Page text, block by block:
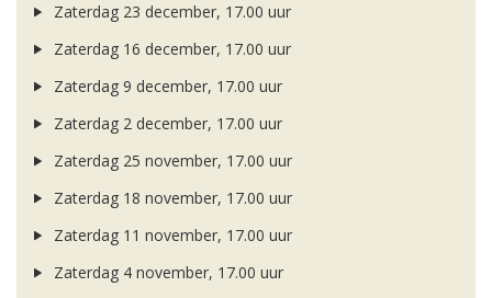
Zaterdag 23 december, 17.00 uur
Zaterdag 16 december, 17.00 uur
Zaterdag 9 december, 17.00 uur
Zaterdag 2 december, 17.00 uur
Zaterdag 25 november, 17.00 uur
Zaterdag 18 november, 17.00 uur
Zaterdag 11 november, 17.00 uur
Zaterdag 4 november, 17.00 uur